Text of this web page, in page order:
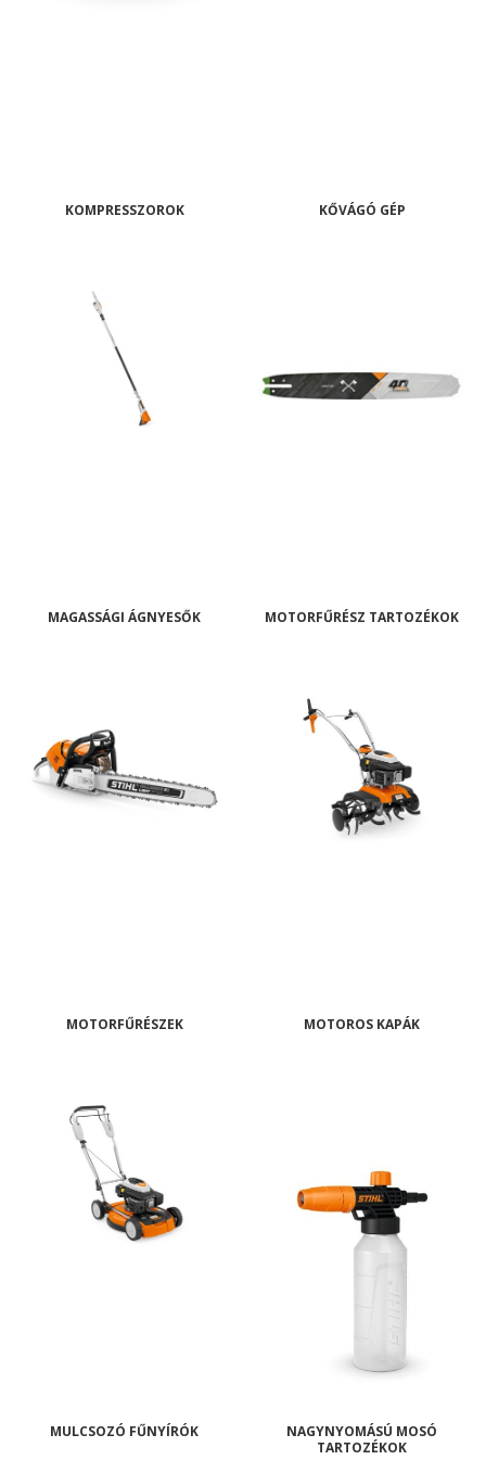
KOMPRESSZOROK KŐVÁGÓ GÉP
MAGASSÁGI ÁGNYESŐK MOTORFŰRÉSZ TARTOZÉKOK
MOTORFŰRÉSZEK MOTOROS KAPÁK
MULCSOZÓ FŰNYÍRÓK
NAGYNYOMÁSÚ MOSÓ
TARTOZÉKOK